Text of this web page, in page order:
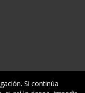
Si continúa